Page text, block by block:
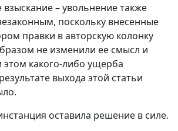
– увольнение также
поскольку внесенные
правки в авторскую колонку
не изменили ее смысл и
какого-либо ущерба
выхода этой статьи
оставила решение в силе.